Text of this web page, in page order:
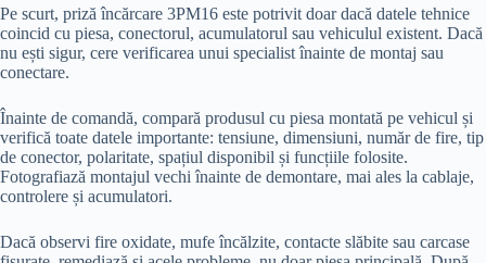
Pe scurt, priză încărcare 3PM16 este potrivit doar dacă datele tehnice
coincid cu piesa, conectorul, acumulatorul sau vehiculul existent. Dacă
nu ești sigur, cere verificarea unui specialist înainte de montaj sau
conectare.
Înainte de comandă, compară produsul cu piesa montată pe vehicul și
verifică toate datele importante: tensiune, dimensiuni, număr de fire, tip
de conector, polaritate, spațiul disponibil și funcțiile folosite.
Fotografiază montajul vechi înainte de demontare, mai ales la cablaje,
controlere și acumulatori.
Dacă observi fire oxidate, mufe încălzite, contacte slăbite sau carcase